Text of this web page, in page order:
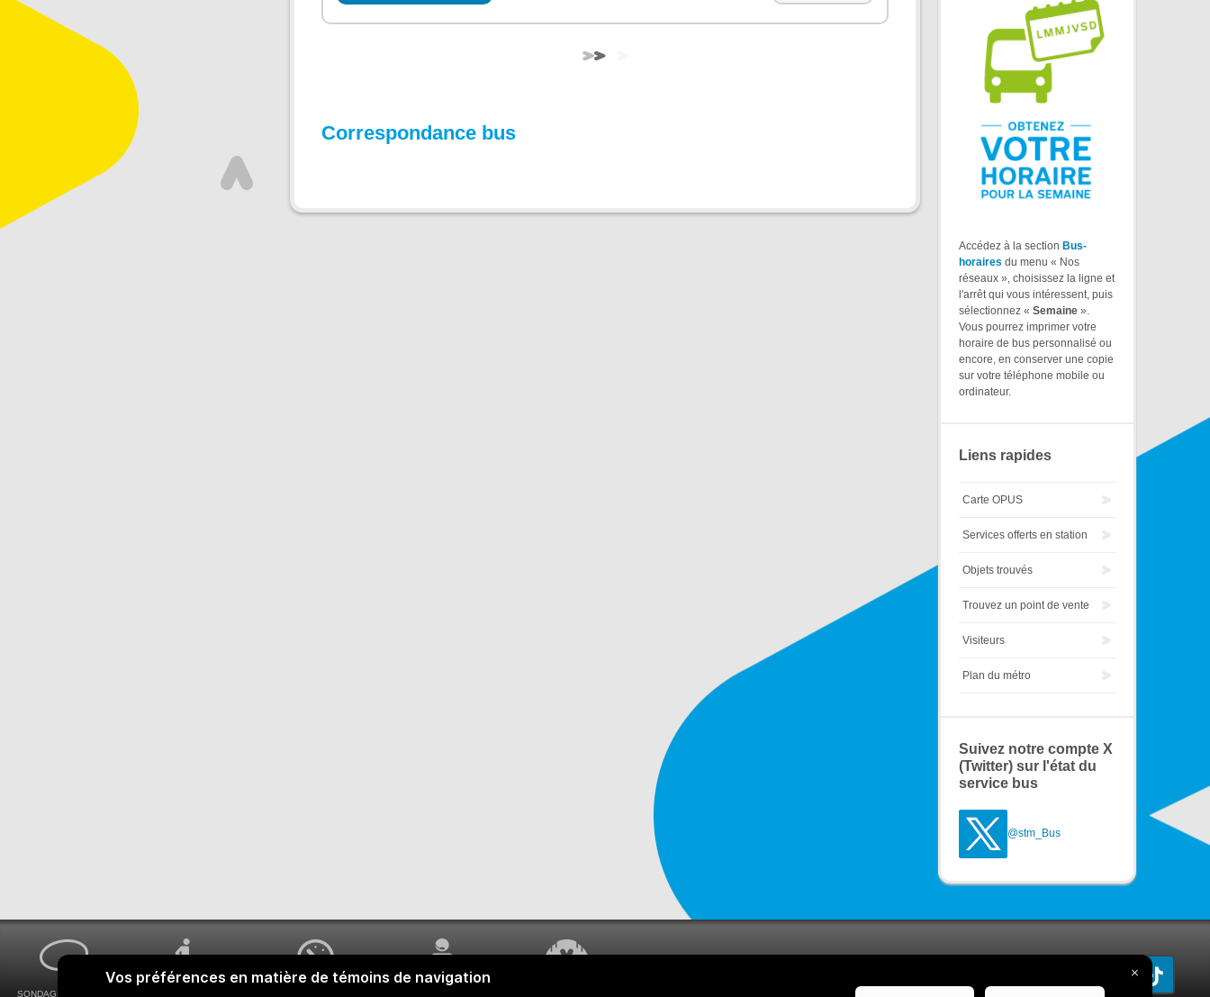
Correspondance bus
Accédez à la section Bus-
horaires du menu « Nos
réseaux », choisissez la ligne et
l'arrêt qui vous intéressent, puis
sélectionnez « Semaine ».
Vous pourrez imprimer votre
horaire de bus personnalisé ou
encore, en conserver une copie
sur votre téléphone mobile ou
ordinateur.
Liens rapides
Carte OPUS
Services offerts en station
Objets trouvés
Trouvez un point de vente
Visiteurs
Plan du métro
Suivez notre compte X
(Twitter) sur l'état du
service bus
@stm_Bus
SONDAGES MA VOIX